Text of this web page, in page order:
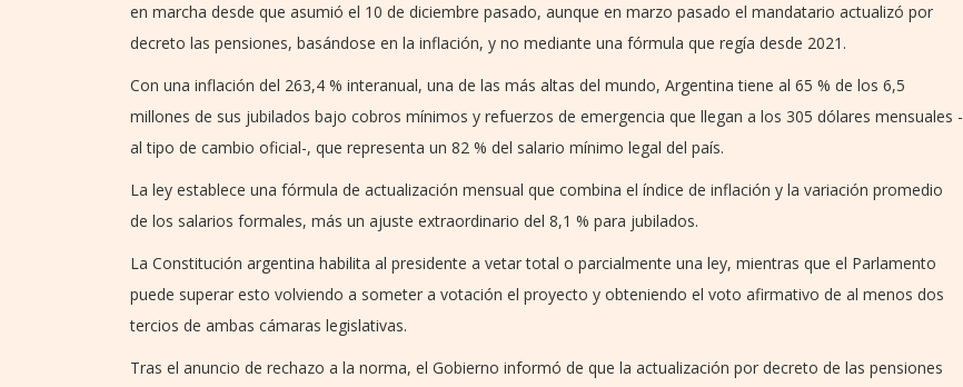
en marcha desde que asumió el 10 de diciembre pasado, aunque en marzo pasado el mandatario actualizó por
decreto las pensiones, basándose en la inflación, y no mediante una fórmula que regía desde 2021.
Con una inflación del 263,4 % interanual, una de las más altas del mundo, Argentina tiene al 65 % de los 6,5
millones de sus jubilados bajo cobros mínimos y refuerzos de emergencia que llegan a los 305 dólares mensuales -
al tipo de cambio oficial-, que representa un 82 % del salario mínimo legal del país.
La ley establece una fórmula de actualización mensual que combina el índice de inflación y la variación promedio
de los salarios formales, más un ajuste extraordinario del 8,1 % para jubilados.
La Constitución argentina habilita al presidente a vetar total o parcialmente una ley, mientras que el Parlamento
puede superar esto volviendo a someter a votación el proyecto y obteniendo el voto afirmativo de al menos dos
tercios de ambas cámaras legislativas.
Tras el anuncio de rechazo a la norma, el Gobierno informó de que la actualización por decreto de las pensiones